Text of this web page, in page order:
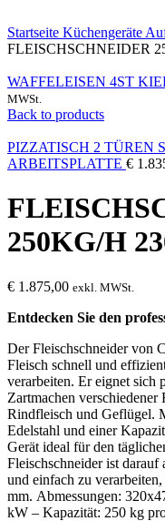
Startseite Küchengeräte
FLEISCHSCHNEIDER
WAFFELEISEN 4ST
MWSt.
Back to products
PIZZATISCH 2 TÜREN
ARBEITSPLATTE €
250KG/H
€ 1.875,00 exkl. MWSt.
Entdecken Sie den
Der Fleischschneider von
Fleisch schnell und
verarbeiten. Er eignet sich
Zartmachen
Rindfleisch und Geflügel.
Edelstahl und einer
Gerät ideal für den
Fleischschneider ist darauf
und einfach zu
mm. Abmessungen:
kW – Kapazität: 250 kg